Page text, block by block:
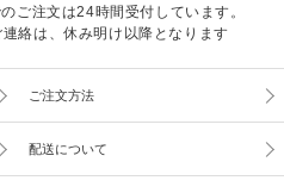
ご注文は24時間受付しています。
絡は、休み明け以降となります
ご注文方法
配送について